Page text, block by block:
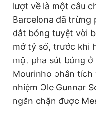
lượt về là một câu
Barcelona đã trừng
dắt bóng tuyệt vời
mở tỷ số, trước khi
một pha sút bóng ở
Mourinho phân tích
nhiệm Ole Gunnar
ngăn chặn được